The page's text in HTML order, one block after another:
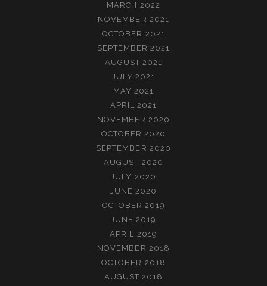
MARCH 2022
NOVEMBER 2021
OCTOBER 2021
SEPTEMBER 2021
AUGUST 2021
JULY 2021
MAY 2021
APRIL 2021
NOVEMBER 2020
OCTOBER 2020
SEPTEMBER 2020
AUGUST 2020
JULY 2020
JUNE 2020
OCTOBER 2019
JUNE 2019
APRIL 2019
NOVEMBER 2018
OCTOBER 2018
AUGUST 2018